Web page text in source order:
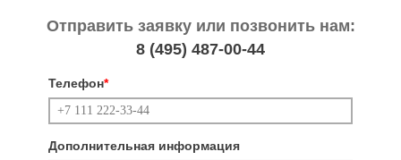
Отправить заявку или позвонить нам:
8 (495) 487-00-44
Телефон*
Дополнительная информация